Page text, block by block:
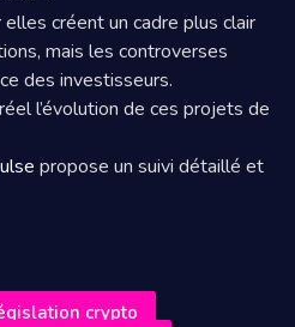
créent un cadre plus clair
mais les controverses
des investisseurs.
l’évolution de ces projets de
propose un suivi détaillé et
crypto